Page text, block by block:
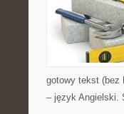
gotowy tekst (bez
– język Angielski.